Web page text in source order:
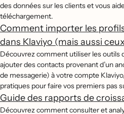
des données sur les clients et vous
téléchargement.
Comment importer les
dans Klaviyo (mais aussi
Découvrez comment utiliser les outils
ajouter des contacts provenant d’un
de messagerie) à votre compte
pratiques pour faire vos premiers pas
Guide des rapports de
Découvrez comment consulter et